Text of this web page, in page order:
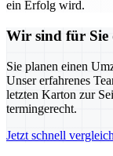
ein Erfolg wird.
Wir sind für Sie
Sie planen einen
Unser erfahrenes
letzten Karton zur
termingerecht.
Jetzt schnell